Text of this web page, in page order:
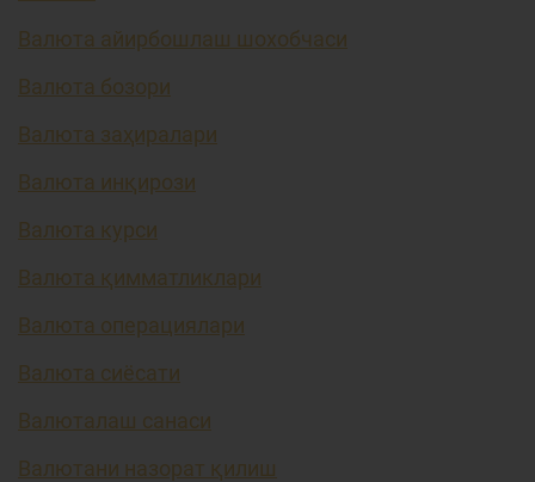
Валюта айирбошлаш шохобчаси
Валюта бозори
Валюта заҳиралари
Валюта инқирози
Валюта курси
Валюта қимматликлари
Валюта операциялари
Валюта сиёсати
Валюталаш санаси
Валютани назорат қилиш